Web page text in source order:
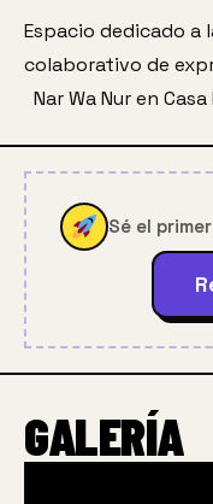
Espacio dedicado a
colaborativo de
Nar Wa Nur en
Sé el
GALERÍA